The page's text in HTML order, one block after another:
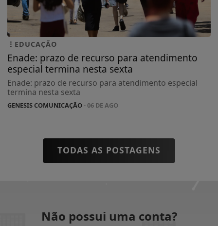
EDUCAÇÃO
Enade: prazo de recurso para atendimento
especial termina nesta sexta
Enade: prazo de recurso para atendimento especial
termina nesta sexta
GENESIS COMUNICAÇÃO- 06 DE AGO
TODAS AS POSTAGENS
Não possui uma conta?